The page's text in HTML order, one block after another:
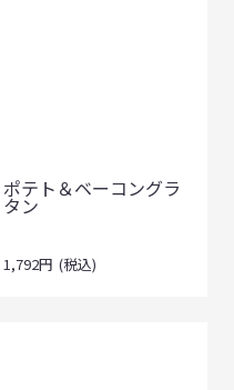
ポテト＆ベーコングラ
タン
1,792円 (税込)